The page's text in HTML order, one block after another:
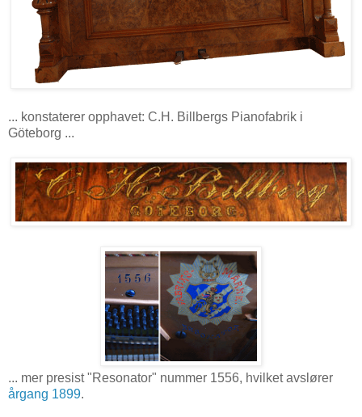
... konstaterer opphavet: C.H. Billbergs Pianofabrik i
Göteborg ...
... mer presist "Resonator" nummer 1556, hvilket avslører
årgang 1899.